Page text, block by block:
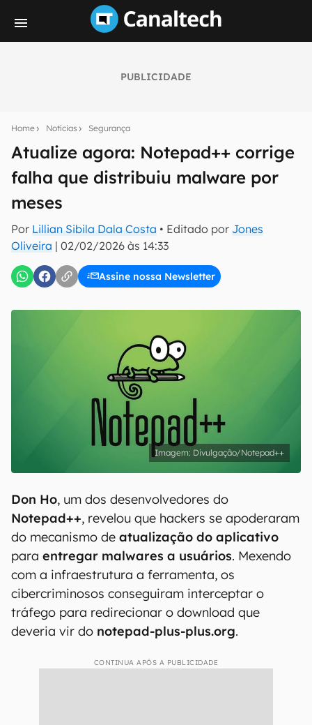
PUBLICIDADE
Home Notícias Segurança
Atualize agora: Notepad++ corrige
falha que distribuiu malware por
meses
Por Lillian Sibila Dala Costa • Editado por Jones
Oliveira | 02/02/2026 às 14:33
Assine nossa Newsletter
notícias e reviews sobre tecnologia em primeira
mão.
E-mail
inscreva-se
Confirmo que li, aceito e concordo com os Termos de
Uso e Política de Privacidade do Canaltech.
Divulgação/Notepad++
Don Ho, um dos desenvolvedores do
Notepad++, revelou que hackers se apoderaram
do mecanismo de atualização do aplicativo
para entregar malwares a usuários. Mexendo
com a infraestrutura a ferramenta, os
cibercriminosos conseguiram interceptar o
tráfego para redirecionar o download que
deveria vir do notepad-plus-plus.org.
CONTINUA APÓS A PUBLICIDADE